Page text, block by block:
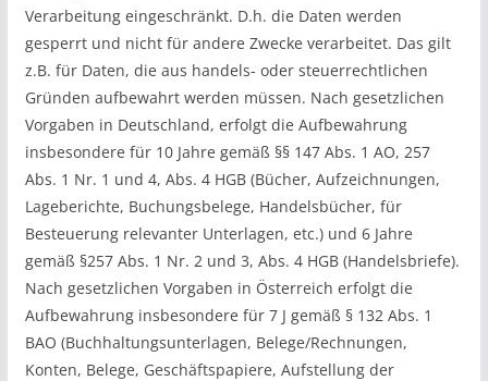
Verarbeitung eingeschränkt. D.h. die Daten werden
gesperrt und nicht für andere Zwecke verarbeitet. Das gilt
z.B. für Daten, die aus handels- oder steuerrechtlichen
Gründen aufbewahrt werden müssen. Nach gesetzlichen
Vorgaben in Deutschland, erfolgt die Aufbewahrung
insbesondere für 10 Jahre gemäß §§ 147 Abs. 1 AO, 257
Abs. 1 Nr. 1 und 4, Abs. 4 HGB (Bücher, Aufzeichnungen,
Lageberichte, Buchungsbelege, Handelsbücher, für
Besteuerung relevanter Unterlagen, etc.) und 6 Jahre
gemäß §257 Abs. 1 Nr. 2 und 3, Abs. 4 HGB (Handelsbriefe).
Nach gesetzlichen Vorgaben in Österreich erfolgt die
Aufbewahrung insbesondere für 7 J gemäß § 132 Abs. 1
BAO (Buchhaltungsunterlagen, Belege/Rechnungen,
Konten, Belege, Geschäftspapiere, Aufstellung der